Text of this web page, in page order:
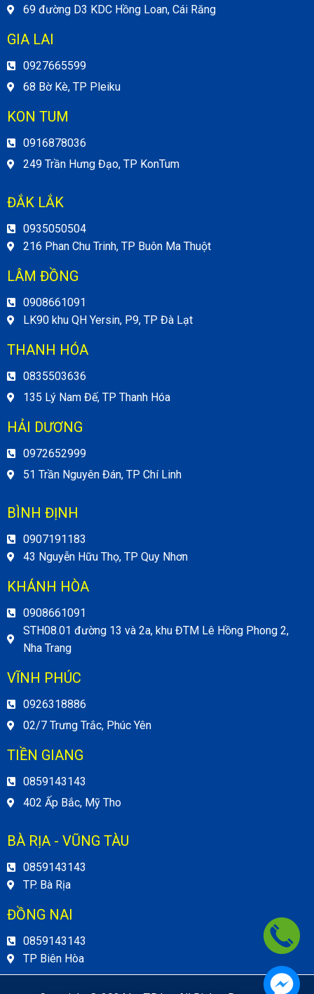
69 đường D3 KDC Hồng Loan, Cái Răng
GIA LAI
0927665599
68 Bờ Kè, TP Pleiku
KON TUM
0916878036
249 Trần Hưng Đạo, TP KonTum
ĐẮK LẮK
0935050504
216 Phan Chu Trinh, TP Buôn Ma Thuột
LÂM ĐỒNG
0908661091
LK90 khu QH Yersin, P9, TP Đà Lạt
THANH HÓA
0835503636
135 Lý Nam Đế, TP Thanh Hóa
HẢI DƯƠNG
0972652999
51 Trần Nguyên Đán, TP Chí Linh
BÌNH ĐỊNH
0907191183
43 Nguyễn Hữu Thọ, TP Quy Nhơn
KHÁNH HÒA
0908661091
STH08.01 đường 13 và 2a, khu ĐTM Lê Hồng Phong 2,
Nha Trang
VĨNH PHÚC
0926318886
02/7 Trưng Trắc, Phúc Yên
TIỀN GIANG
0859143143
402 Ấp Bắc, Mỹ Tho
BÀ RỊA - VŨNG TÀU
0859143143
TP. Bà Rịa
ĐỒNG NAI
0859143143
TP Biên Hòa